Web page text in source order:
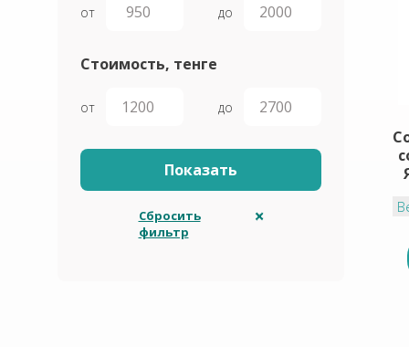
от до
Стоимость, тенге
от до
Сбросить
фильтр